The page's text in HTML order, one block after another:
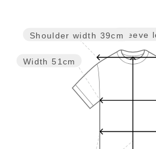
Sleeve
Width 51cm
Shoulder width 39cm